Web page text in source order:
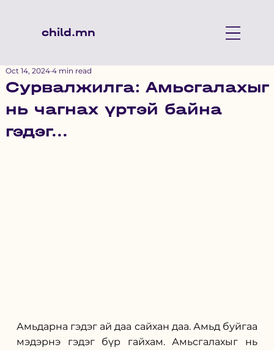
child.mn
Сурвалжилга: Амьсгалахыг
нь чагнах үртэй байна
гэдэг...
Oct 14, 2024 4 min read
Амьдарна гэдэг ай даа сайхан даа. Амьд буйгаа
мэдэрнэ гэдэг бүр гайхам. Амьсгалахыг нь